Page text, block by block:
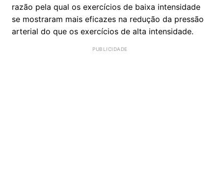
razão pela qual os exercícios de baixa intensidade
se mostraram mais eficazes na redução da pressão
arterial do que os exercícios de alta intensidade.